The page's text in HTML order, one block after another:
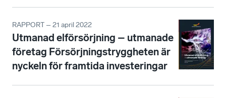
RAPPORT – 21 april 2022
Utmanad elförsörjning – utmanade
företag Försörjningstryggheten är
nyckeln för framtida investeringar